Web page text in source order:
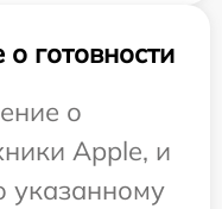
готовности
о
Apple, и
указанному